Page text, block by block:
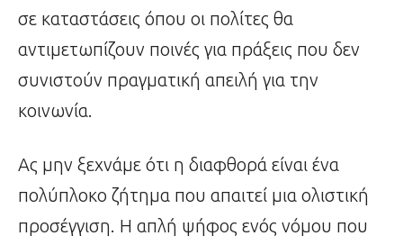
σε καταστάσεις όπου οι πολίτες θα
αντιμετωπίζουν ποινές για πράξεις που δεν
συνιστούν πραγματική απειλή για την
κοινωνία.
Ας μην ξεχνάμε ότι η διαφθορά είναι ένα
πολύπλοκο ζήτημα που απαιτεί μια ολιστική
προσέγγιση. Η απλή ψήφος ενός νόμου που